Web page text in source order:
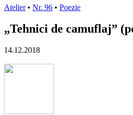
Atelier • Nr. 96 • Poezie
„Tehnici de camuflaj”
14.12.2018